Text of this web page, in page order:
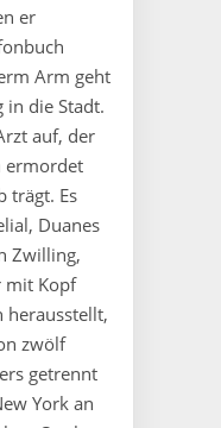
er
Arm geht
in die Stadt.
auf, der
ermordet
trägt. Es
Duanes
Zwilling,
mit Kopf
herausstellt,
zwölf
getrennt
York an